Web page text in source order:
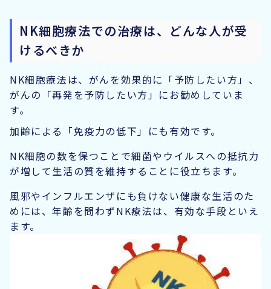
NK細胞療法での治療は、どんな人が受
けるべきか
NK細胞療法は、がんを効果的に「予防したい方」、
がんの「再発を予防したい方」にお勧めしていま
す。
加齢による「免疫力の低下」にも有効です。
NK細胞の数を保つことで細菌やウイルスへの抵抗力
が増して生活の質を維持することに役立ちます。
風邪やインフルエンザにも負けない健康な生活のた
めには、年齢を問わずNK療法は、有効な手段といえ
ます。